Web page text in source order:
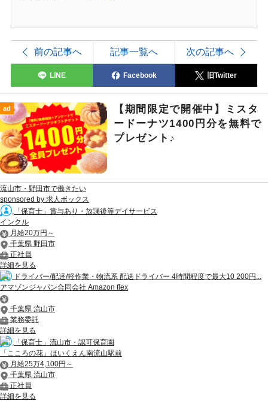
前の記事へ 記事一覧へ 次の記事へ
LINE Facebook 旧Twitter
ad
【期間限定で開催中】ミスタ
ードーナツ1400円分を無料で
プレゼント♪
流山市・野田市で働きたい
sponsored by 求人ボックス
「保育士」賞与あり・放課後等デイサービス
インクル
月給20万円～
千葉県 野田市
正社員
詳細を見る
ドライバー/配達/軽作業・物流系 配送ドライバー 4時間程度で最大10 200円...
アマゾンジャパン合同会社 Amazon flex
千葉県 流山市
業務委託
詳細を見る
「保育士」流山市・認可保育園
「こころの花」ほいくえん南流山駅前
月給25万4,100円～
千葉県 流山市
正社員
詳細を見る